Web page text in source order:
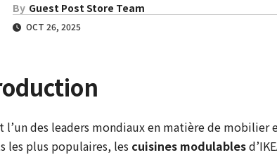
By Guest Post Store Team
OCT 26, 2025
l’un des leaders mondiaux en matière de mobilier
les plus populaires, les cuisines modulables